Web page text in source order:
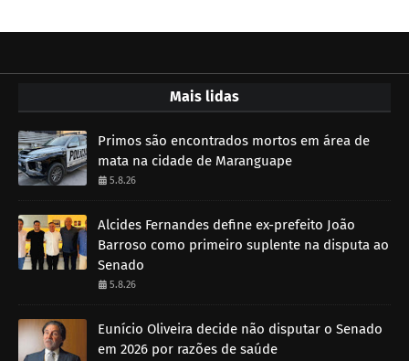
Mais lidas
Primos são encontrados mortos em área de
mata na cidade de Maranguape
5.8.26
Alcides Fernandes define ex-prefeito João
Barroso como primeiro suplente na disputa ao
Senado
5.8.26
Eunício Oliveira decide não disputar o Senado
em 2026 por razões de saúde